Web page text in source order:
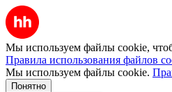
Мы используем файлы cookie,
Правила использования файлов
Мы используем файлы cookie.
Понятно